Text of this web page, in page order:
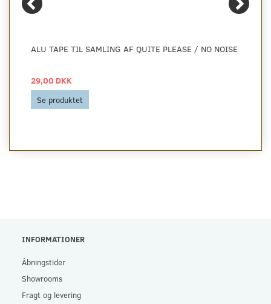
ALU TAPE TIL SAMLING AF QUITE PLEASE / NO NOISE
29,00 DKK
Se produktet
INFORMATIONER
Åbningstider
Showrooms
Fragt og levering